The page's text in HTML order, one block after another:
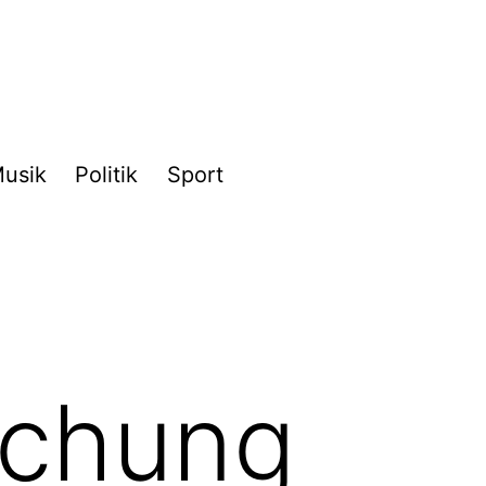
Politik Sport